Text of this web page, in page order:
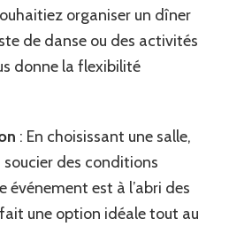
organiser un dîner
de danse ou des activités
donne la flexibilité
: En choisissant une salle,
soucier des conditions
événement est à l’abri des
une option idéale tout au